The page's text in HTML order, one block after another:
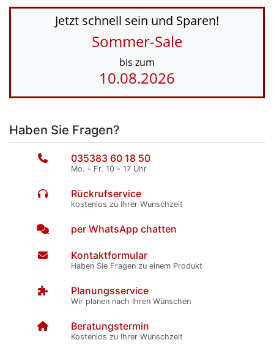
Jetzt schnell sein und Sparen!
Sommer-Sale
bis zum
10.08.2026
Haben Sie Fragen?
035383 60 18 50
Mo. - Fr. 10 - 17 Uhr
Rückrufservice
kostenlos zu Ihrer Wunschzeit
per WhatsApp chatten
Kontaktformular
Haben Sie Fragen zu einem Produkt
Planungsservice
Wir planen nach Ihren Wünschen
Beratungstermin
Kostenlos zu Ihrer Wunschzeit